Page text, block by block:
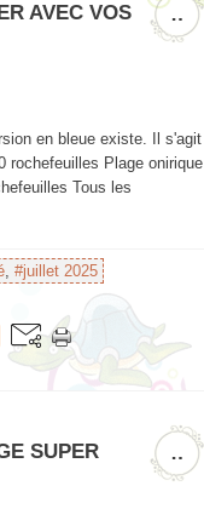
…
AVEC VOS
en bleue existe. Il s'agit
rochefeuilles Plage onirique
Tous les
, #juillet 2025
…
SUPER